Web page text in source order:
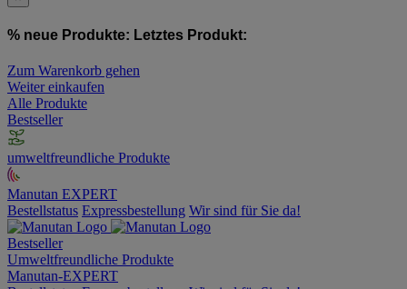
% neue Produkte: Letztes Produkt:
Zum Warenkorb gehen
Weiter einkaufen
Alle Produkte
Bestseller
umweltfreundliche Produkte
Manutan EXPERT
Bestellstatus Expressbestellung Wir sind für Sie da!
Bestseller
Umweltfreundliche Produkte
Manutan-EXPERT